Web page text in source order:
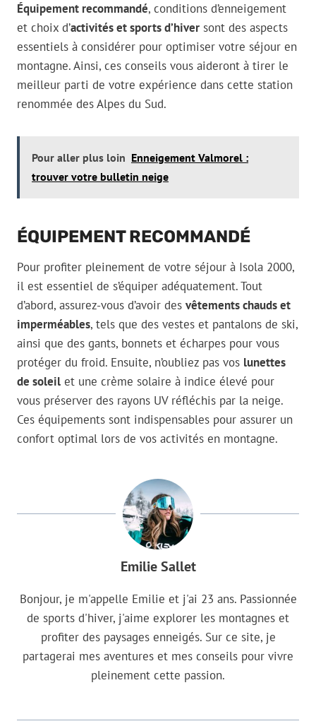
Équipement recommandé, conditions d’enneigement
et choix d’activités et sports d’hiver sont des aspects
essentiels à considérer pour optimiser votre séjour en
montagne. Ainsi, ces conseils vous aideront à tirer le
meilleur parti de votre expérience dans cette station
renommée des Alpes du Sud.
Pour aller plus loin Enneigement Valmorel :
trouver votre bulletin neige
ÉQUIPEMENT RECOMMANDÉ
Pour profiter pleinement de votre séjour à Isola 2000,
il est essentiel de s’équiper adéquatement. Tout
d’abord, assurez-vous d’avoir des vêtements chauds et
imperméables, tels que des vestes et pantalons de ski,
ainsi que des gants, bonnets et écharpes pour vous
protéger du froid. Ensuite, n’oubliez pas vos lunettes
de soleil et une crème solaire à indice élevé pour
vous préserver des rayons UV réfléchis par la neige.
Ces équipements sont indispensables pour assurer un
confort optimal lors de vos activités en montagne.
Emilie Sallet
Bonjour, je m'appelle Emilie et j'ai 23 ans. Passionnée
de sports d'hiver, j'aime explorer les montagnes et
profiter des paysages enneigés. Sur ce site, je
partagerai mes aventures et mes conseils pour vivre
pleinement cette passion.